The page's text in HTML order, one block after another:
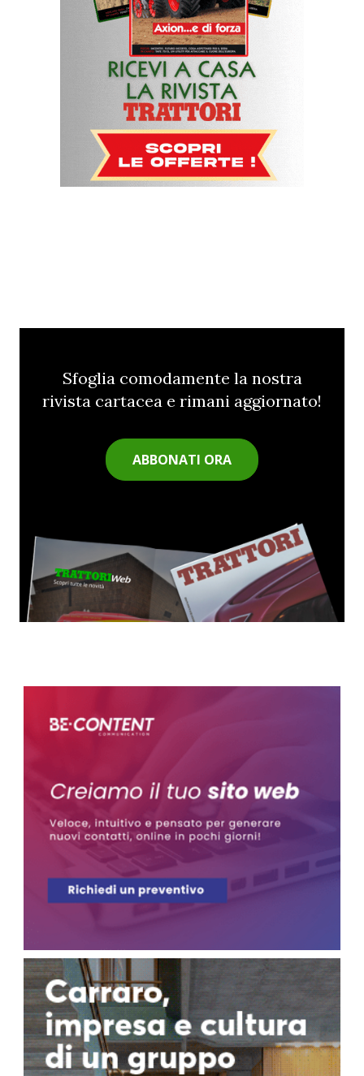
Sfoglia comodamente la nostra
rivista cartacea e rimani aggiornato!
ABBONATI ORA